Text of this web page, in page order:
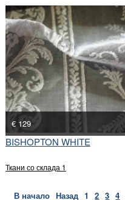
€ 129
BISHOPTON WHITE
Ткани со склада 1
В начало Назад 1 2 3 4